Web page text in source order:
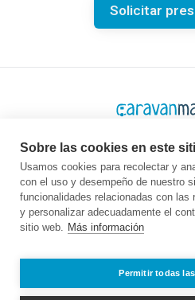
Solicitar
Plataforma
Página de inicio
Comprar
Vender
frecuentes
Empresa
Quiénes
Contacto
Guía
Empleo
Socio
Sobre las cookies en este
Usamos cookies para recolectar y
con el uso y desempeño de nuestro
funcionalidades relacionadas con las
y personalizar adecuadamente el
sitio web. Más información
Permitir todas